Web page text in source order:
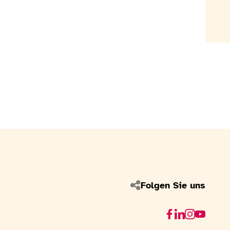
Folgen Sie uns
Facebook
Linkedin
Instagram
Youtube